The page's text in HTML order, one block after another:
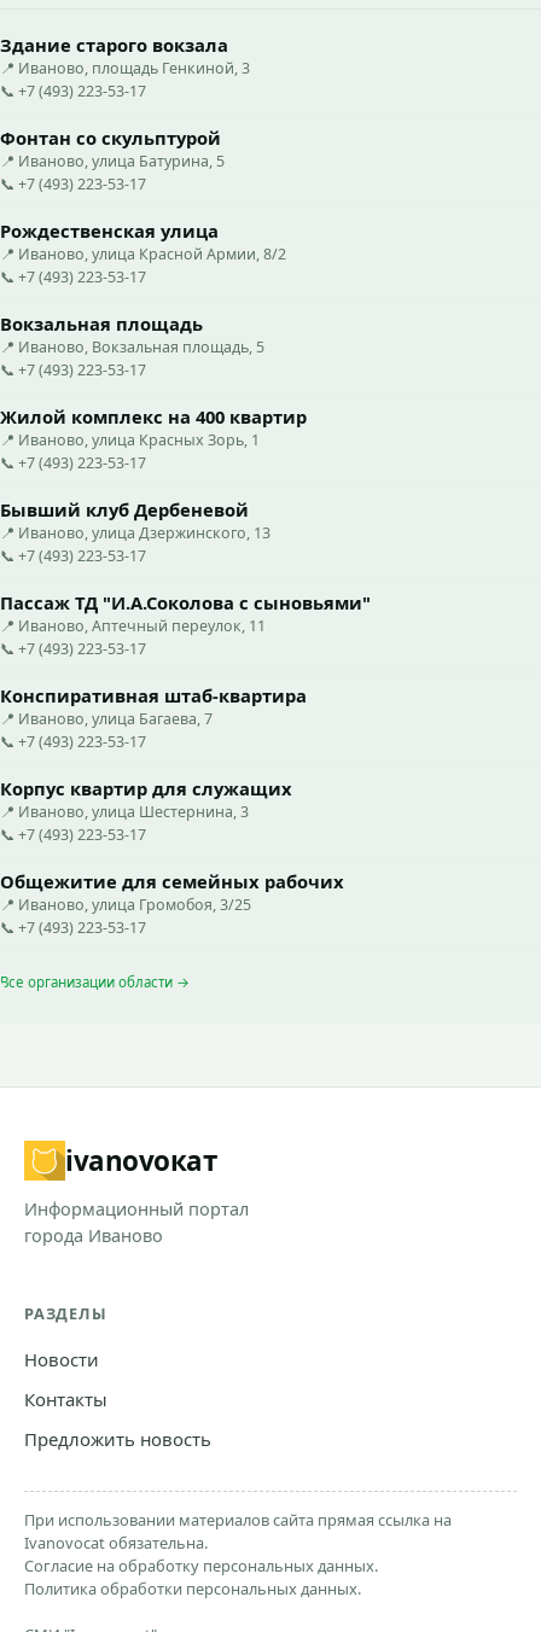
Здание старого вокзала
📍 Иваново, площадь Генкиной, 3
📞 +7 (493) 223-53-17
Фонтан со скульптурой
📍 Иваново, улица Батурина, 5
📞 +7 (493) 223-53-17
Рождественская улица
📍 Иваново, улица Красной Армии, 8/2
📞 +7 (493) 223-53-17
Вокзальная площадь
📍 Иваново, Вокзальная площадь, 5
📞 +7 (493) 223-53-17
Жилой комплекс на 400 квартир
📍 Иваново, улица Красных Зорь, 1
📞 +7 (493) 223-53-17
Бывший клуб Дербеневой
📍 Иваново, улица Дзержинского, 13
📞 +7 (493) 223-53-17
Пассаж ТД "И.А.Соколова с сыновьями"
📍 Иваново, Аптечный переулок, 11
📞 +7 (493) 223-53-17
Конспиративная штаб-квартира
📍 Иваново, улица Багаева, 7
📞 +7 (493) 223-53-17
Корпус квартир для служащих
📍 Иваново, улица Шестернина, 3
📞 +7 (493) 223-53-17
Общежитие для семейных рабочих
📍 Иваново, улица Громобоя, 3/25
📞 +7 (493) 223-53-17
Все организации области →
ivanovoкат
Информационный портал
города Иваново
РАЗДЕЛЫ
Новости
Контакты
Предложить новость
При использовании материалов сайта прямая ссылка на
Ivanovocat обязательна.
Согласие на обработку персональных данных.
Политика обработки персональных данных.